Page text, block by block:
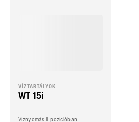
VÍZTARTÁLYOK
WT 15i
Víznyomás II. pozícióban